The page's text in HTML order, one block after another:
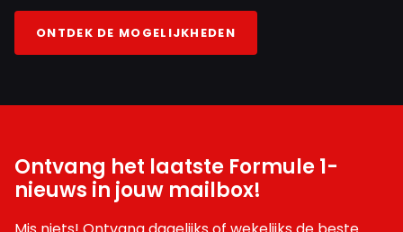
ONTDEK DE MOGELIJKHEDEN
Ontvang het laatste Formule 1-
nieuws in jouw mailbox!